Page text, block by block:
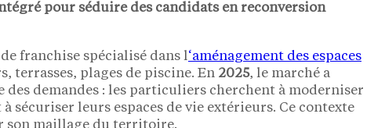
pour séduire des candidats en reconversion
franchise spécialisé dans l‘aménagement des espaces
terrasses, plages de piscine. En 2025, le marché a
demandes : les particuliers cherchent à moderniser
sécuriser leurs espaces de vie extérieurs. Ce contexte
son maillage du territoire.